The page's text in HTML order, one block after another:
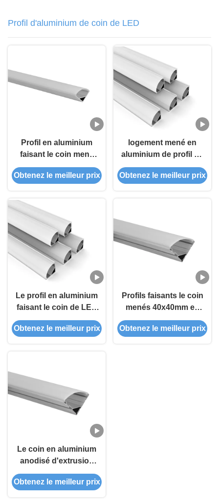
Profil d'aluminium de coin de LED
Profil en aluminium
faisant le coin mené
par IP20 de PMMA 1m
2m 3m pour la bande
Obtenez le meilleur prix
logement mené en
aluminium de profil de
16X16mm à moins de
bande menée par
Obtenez le meilleur prix
Le profil en aluminium
faisant le coin de LED
a mené le profil en
aluminium pour
Obtenez le meilleur prix
Profils faisants le coin
menés 40x40mm en
aluminium de la
triangle 6063
Obtenez le meilleur prix
Le coin en aluminium
anodisé d'extrusion
de la largeur 40mm
profile 90 degrés
Obtenez le meilleur prix